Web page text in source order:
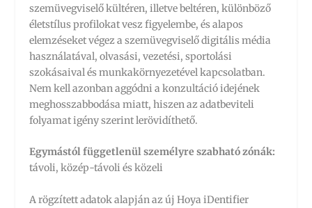
szemüvegviselő kültéren, illetve beltéren, különböző
életstílus profilokat vesz figyelembe, és alapos
elemzéseket végez a szemüvegviselő digitális média
használatával, olvasási, vezetési, sportolási
szokásaival és munkakörnyezetével kapcsolatban.
Nem kell azonban aggódni a konzultáció idejének
meghosszabbodása miatt, hiszen az adatbeviteli
folyamat igény szerint lerövidíthető.
Egymástól függetlenül személyre szabható zónák:
távoli, közép-távoli és közeli
A rögzített adatok alapján az új Hoya iDentifier